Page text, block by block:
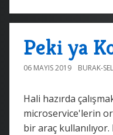
Peki ya
06 MAYIS 2019 BURAK-
Hali hazırda
microservice'lerin
bir araç